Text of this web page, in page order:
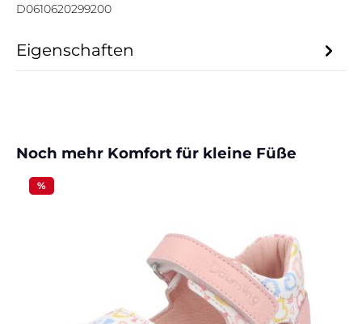
D0610620299200
Eigenschaften
Produktgalerie überspringen
Noch mehr Komfort für kleine Füße
%